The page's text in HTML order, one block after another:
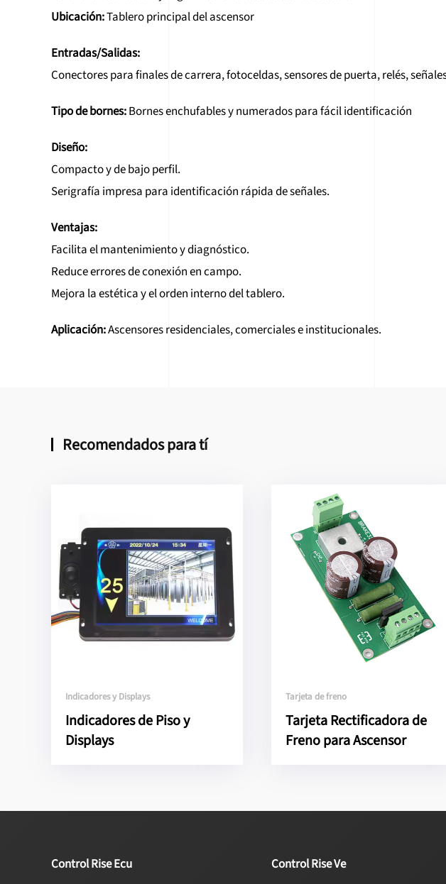
Ubicación:Tablero principal del ascensor
Entradas/Salidas:
Conectores para finales de carrera, fotoceldas, sensores de puerta, relés,
Tipo de bornes:Bornes enchufables y numerados para fácil identificación
Diseño:
Compacto y de bajo perfil.
Serigrafía impresa para identificación rápida de señales.
Ventajas:
Facilita el mantenimiento y diagnóstico.
Reduce errores de conexión en campo.
Mejora la estética y el orden interno del tablero.
Aplicación:Ascensores residenciales, comerciales e institucionales.
Recomendados para tí
Indicadores y Displays
Indicadores de Piso y
Displays
Tarjeta de freno
Tarjeta Rectificadora de
Freno para Ascensor
Control Rise Ecu Control Rise Ve